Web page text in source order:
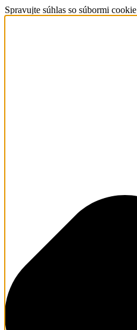
Spravujte súhlas so súbormi cookie